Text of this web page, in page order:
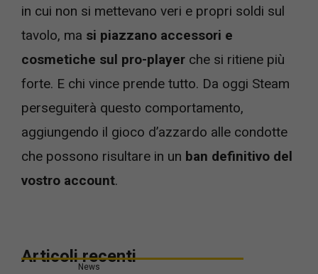
in cui non si mettevano veri e propri soldi sul
tavolo, ma si piazzano accessori e
cosmetiche sul pro-player che si ritiene più
forte. E chi vince prende tutto. Da oggi Steam
perseguiterà questo comportamento,
aggiungendo il gioco d’azzardo alle condotte
che possono risultare in un ban definitivo del
vostro account.
Articoli recenti
News